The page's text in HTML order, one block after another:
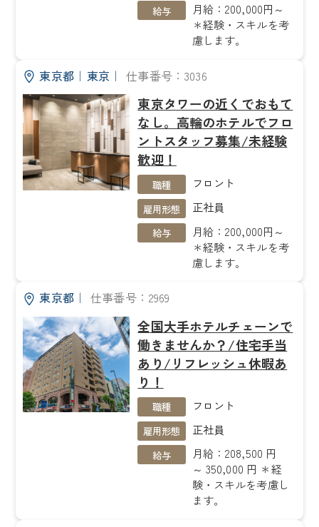
給与
月給：200,000円～
＊経験・スキルを考
慮します。
東京都｜ 東京 ｜ 仕事番号：3036
東京タワーの近くでおもて
なし。高輪のホテルでフロ
ントスタッフ募集/未経験
歓迎！
職種 フロント
雇用形態 正社員
給与
月給：200,000円～
＊経験・スキルを考
慮します。
東京都｜ 仕事番号：2969
全国大手ホテルチェーンで
働きませんか？/住宅手当
あり/リフレッシュ休暇あ
り！
職種 フロント
雇用形態 正社員
給与
月給：208,500 円
～ 350,000 円 ＊経
験・スキルを考慮し
ます。